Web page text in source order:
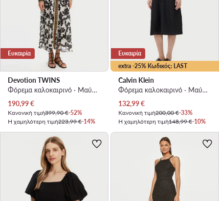
Ευκαιρία
Devotion TWINS
Φόρεμα καλοκαιρινό · Μαύρο · Midi
Τρέχουσα τιμή
190,99€
Κανονική τιμή399,90 €-52%
Η χαμηλότερη τιμή223,99 €-14%
extra -25% Κωδικός: LAST
Ευκαιρία
Calvin Klein
Φόρεμα καλοκαιρινό · Μαύρο · Midi
Τρέχουσα τιμή
132,99€
Κανονική τιμή200,00 €-33%
Η χαμηλότερη τιμή148,99 €-10%